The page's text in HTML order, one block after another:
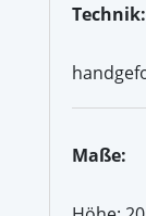
Technik:
Maße: